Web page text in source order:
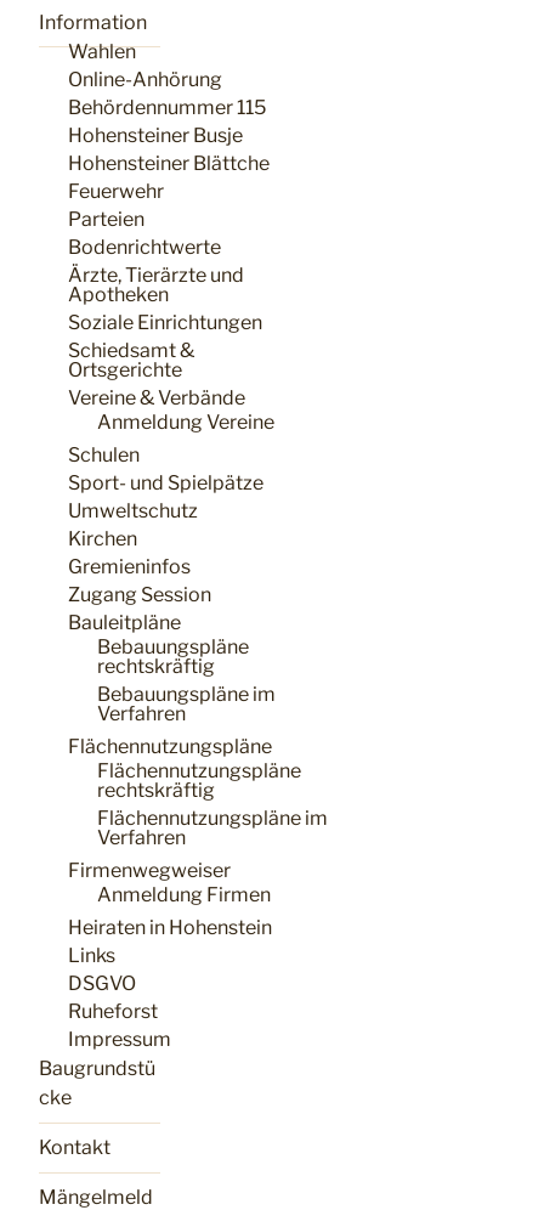
Information
Wahlen
Online-Anhörung
Behördennummer 115
Hohensteiner Busje
Hohensteiner Blättche
Feuerwehr
Parteien
Bodenrichtwerte
Ärzte, Tierärzte und
Apotheken
Soziale Einrichtungen
Schiedsamt &
Ortsgerichte
Vereine & Verbände
Anmeldung Vereine
Schulen
Sport- und Spielpätze
Umweltschutz
Kirchen
Gremieninfos
Zugang Session
Bauleitpläne
Bebauungspläne
rechtskräftig
Bebauungspläne im
Verfahren
Flächennutzungspläne
Flächennutzungspläne
rechtskräftig
Flächennutzungspläne im
Verfahren
Firmenwegweiser
Anmeldung Firmen
Heiraten in Hohenstein
Links
DSGVO
Ruheforst
Impressum
Baugrundstü
cke
Kontakt
Mängelmeld